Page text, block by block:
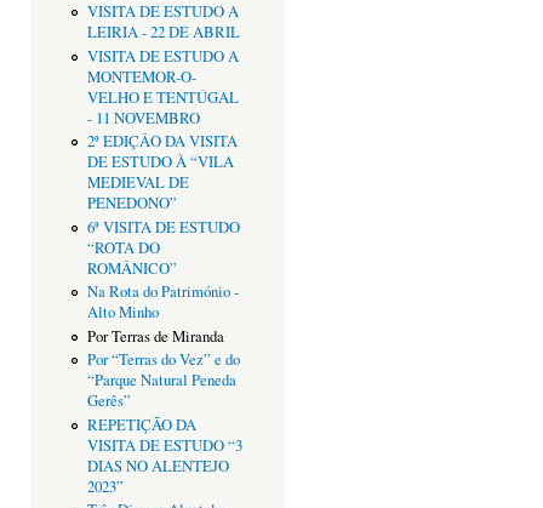
VISITA DE ESTUDO A
LEIRIA - 22 DE ABRIL
VISITA DE ESTUDO A
MONTEMOR-O-
VELHO E TENTÚGAL
- 11 NOVEMBRO
2ª EDIÇÂO DA VISITA
DE ESTUDO À “VILA
MEDIEVAL DE
PENEDONO”
6ª VISITA DE ESTUDO
“ROTA DO
ROMÂNICO”
Na Rota do Património -
Alto Minho
Por Terras de Miranda
Por “Terras do Vez” e do
“Parque Natural Peneda
Gerês”
REPETIÇÃO DA
VISITA DE ESTUDO “3
DIAS NO ALENTEJO
2023”